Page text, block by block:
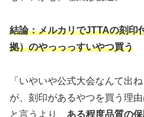
結論：メルカリでJTTAの刻印
拠）のやっっっすいやつ買う
「いやいや公式大会なんて出
が、刻印があるやつを買う理
と言うより、 ある程度品質の